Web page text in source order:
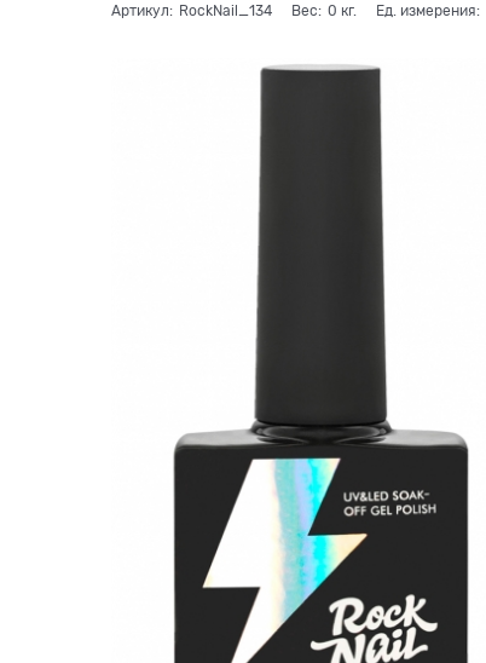
Артикул: RockNail_134 Вес: 0 кг. Ед. измерения: